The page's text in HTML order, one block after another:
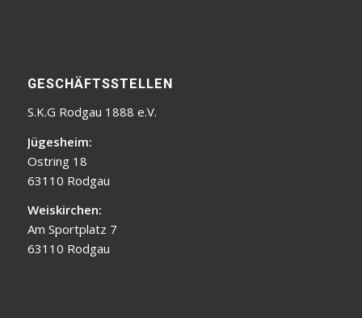
GESCHÄFTSSTELLEN
S.K.G Rodgau 1888 e.V.
Jügesheim:
Ostring 18
63110 Rodgau
Weiskirchen:
Am Sportplatz 7
63110 Rodgau